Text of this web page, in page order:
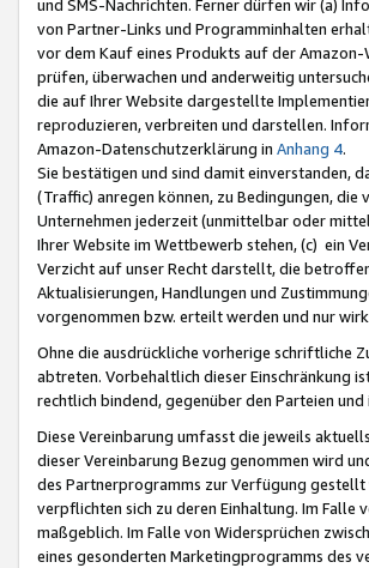
und SMS-Nachrichten. Ferner dürfen wir (a)
von Partner-Links und Programminhalten
vor dem Kauf eines Produkts auf der
prüfen, überwachen und anderweitig
die auf Ihrer Website dargestellte
reproduzieren, verbreiten und darstellen.
Amazon-Datenschutzerklärung in Anhang 4.
Sie bestätigen und sind damit einverstanden,
(Traffic) anregen können, zu Bedingungen,
Unternehmen jederzeit (unmittelbar oder
Ihrer Website im Wettbewerb stehen, (c) ein
Verzicht auf unser Recht darstellt, die
Aktualisierungen, Handlungen und
vorgenommen bzw. erteilt werden und nur
Ohne die ausdrückliche vorherige schriftliche
abtreten. Vorbehaltlich dieser Einschränkung
rechtlich bindend, gegenüber den Parteien
Diese Vereinbarung umfasst die jeweils
dieser Vereinbarung Bezug genommen wird
des Partnerprogramms zur Verfügung gestellt
verpflichten sich zu deren Einhaltung. Im Falle
maßgeblich. Im Falle von Widersprüchen
eines gesonderten Marketingprogramms des